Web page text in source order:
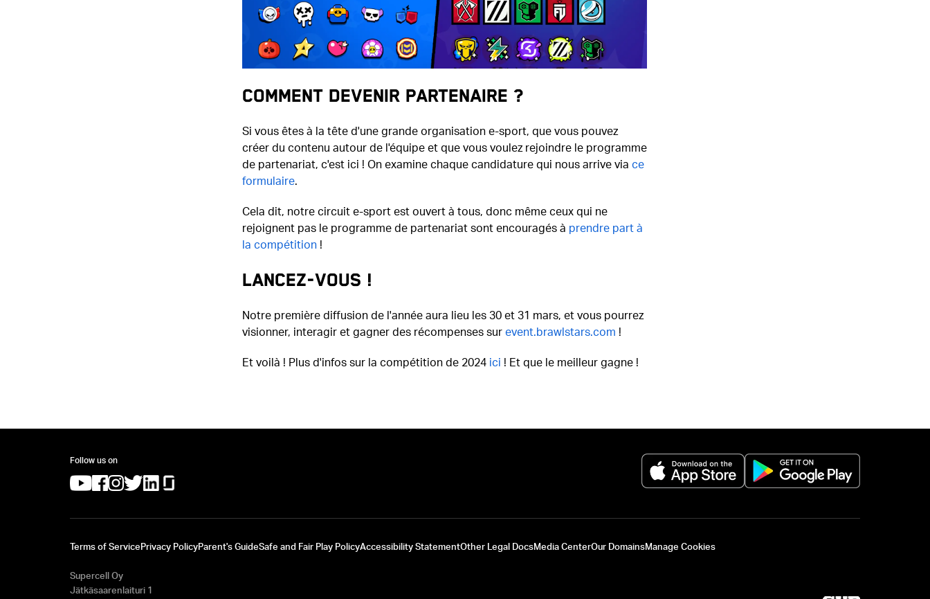
Comment devenir partenaire ?
Si vous êtes à la tête d'une grande organisation e-sport, que vous pouvez
créer du contenu autour de l'équipe et que vous voulez rejoindre le programme
de partenariat, c'est ici ! On examine chaque candidature qui nous arrive via ce
formulaire.
Cela dit, notre circuit e-sport est ouvert à tous, donc même ceux qui ne
rejoignent pas le programme de partenariat sont encouragés à prendre part à
la compétition!
Lancez-vous !
Notre première diffusion de l'année aura lieu les 30 et 31 mars, et vous pourrez
visionner, interagir et gagner des récompenses surevent.brawlstars.com !
Et voilà ! Plus d'infos sur la compétition de 2024 ici ! Et que le meilleur gagne !
Follow us on
(opens in a new tab)
(opens in a new tab)
(opens in a new tab)
(opens in a new tab)
(opens in a new tab)
(opens in a new tab)
Terms of ServicePrivacy PolicyParent's GuideSafe and Fair Play PolicyAccessibility StatementOther Legal DocsMedia CenterOur DomainsManage Cookies
Supercell Oy
Jätkäsaarenlaituri 1